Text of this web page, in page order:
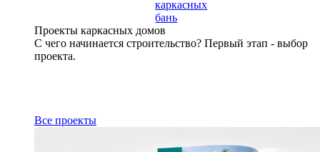
каркасных
бань
Проекты каркасных домов
С чего начинается строительство? Первый этап - выбор
проекта.
Все проекты